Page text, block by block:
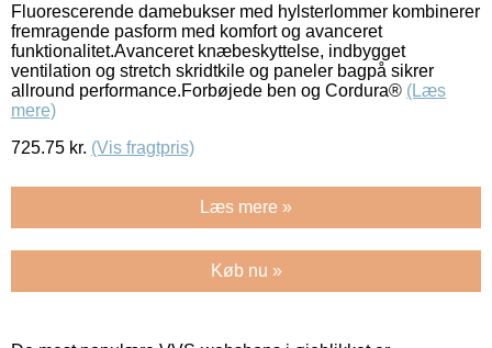
Fluorescerende damebukser med hylsterlommer kombinerer
fremragende pasform med komfort og avanceret
funktionalitet.Avanceret knæbeskyttelse, indbygget
ventilation og stretch skridtkile og paneler bagpå sikrer
allround performance.Forbøjede ben og Cordura® (Læs
mere)
725.75 kr. (Vis fragtpris)
Læs mere »
Køb nu »